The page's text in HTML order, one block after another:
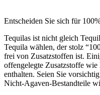
Entscheiden Sie sich für
Tequilas ist nicht gleich
Tequila wählen, der stolz
frei von Zusatzstoffen ist.
offengelegte Zusatzstoffe
enthalten. Seien Sie
Nicht-Agaven-Bestandteile